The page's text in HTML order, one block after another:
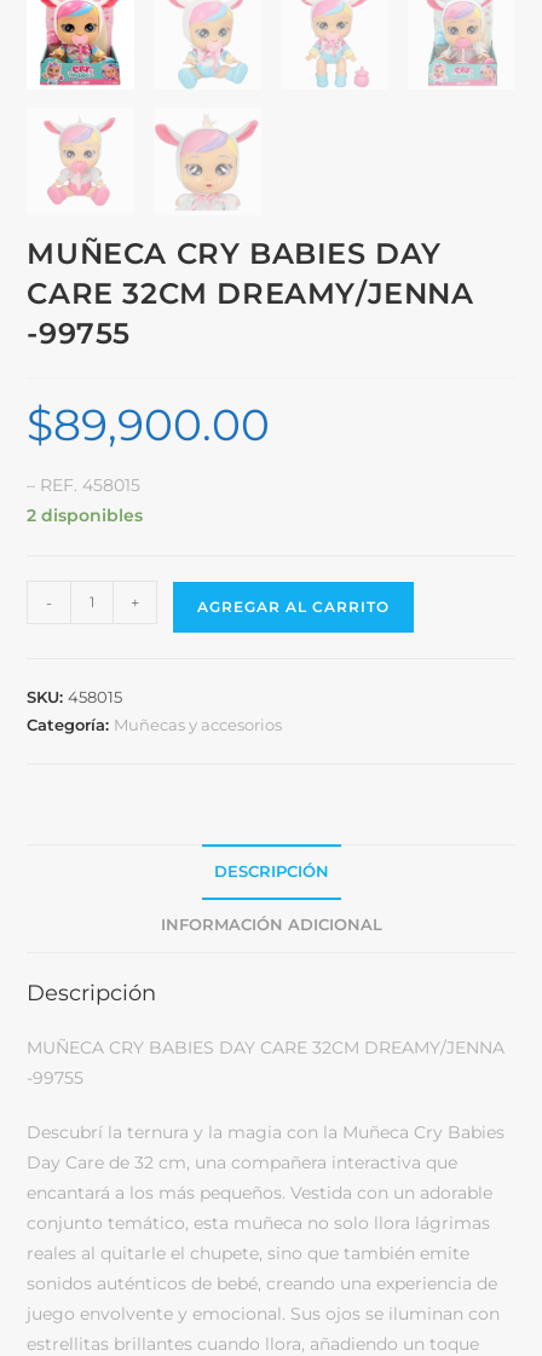
MUÑECA CRY BABIES DAY
CARE 32CM DREAMY/JENNA
-99755
$89,900.00
– REF. 458015
2 disponibles
- + AGREGAR AL CARRITO
SKU:458015
Categoría: Muñecas y accesorios
DESCRIPCIÓN
INFORMACIÓN ADICIONAL
Descripción
MUÑECA CRY BABIES DAY CARE 32CM DREAMY/JENNA
-99755
Descubrí la ternura y la magia con la Muñeca Cry Babies
Day Care de 32 cm, una compañera interactiva que
encantará a los más pequeños. Vestida con un adorable
conjunto temático, esta muñeca no solo llora lágrimas
reales al quitarle el chupete, sino que también emite
sonidos auténticos de bebé, creando una experiencia de
juego envolvente y emocional. Sus ojos se iluminan con
estrellitas brillantes cuando llora, añadiendo un toque